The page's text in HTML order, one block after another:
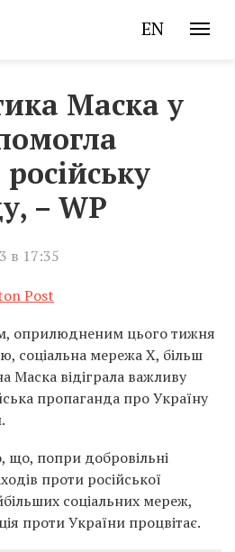
EN
Маска у
– WP
в 17:35
Post
оприлюдненим цього тижня
соціальна мережа X, більш
Маска відіграла важливу
пропаганда про Україну
що, попри добровільні
проти російської
соціальних мереж,
проти України процвітає.